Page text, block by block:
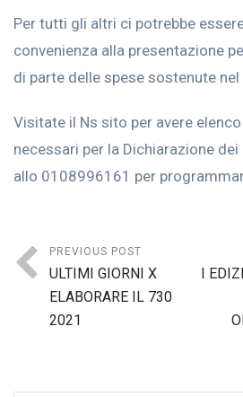
Per tutti gli altri ci potrebbe
convenienza alla presentazione
di parte delle spese sostenute
Visitate il Ns sito per avere
necessari per la Dichiarazione
allo 0108996161 per
PREVIOUS POST
ULTIMI GIORNI X
ELABORARE IL 730
2021
I